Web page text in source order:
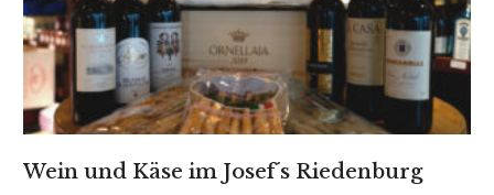
Wein und Käse im Josef´s Riedenburg